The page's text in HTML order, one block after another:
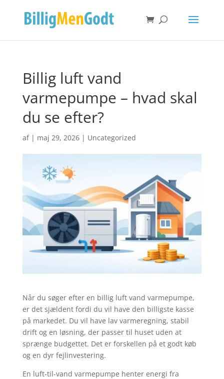
Billig luft vand
varmepumpe – hvad skal
du se efter?
af | maj 29, 2026| Uncategorized
Når du søger efter en billig luft vand varmepumpe,
er det sjældent fordi du vil have den billigste kasse
på markedet. Du vil have lav varmeregning, stabil
drift og en løsning, der passer til huset uden at
sprænge budgettet. Det er forskellen på et godt køb
og en dyr fejlinvestering.
En luft-til-vand varmepumpe henter energi fra